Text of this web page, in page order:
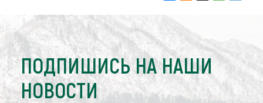
ПОДПИШИСЬ НА НАШИ
НОВОСТИ